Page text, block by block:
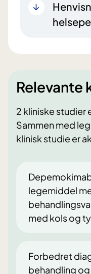
Relevante
2 kliniske studier
Sammen med
klinisk studie er
legemiddel
med kols og
Forbedret
behandling